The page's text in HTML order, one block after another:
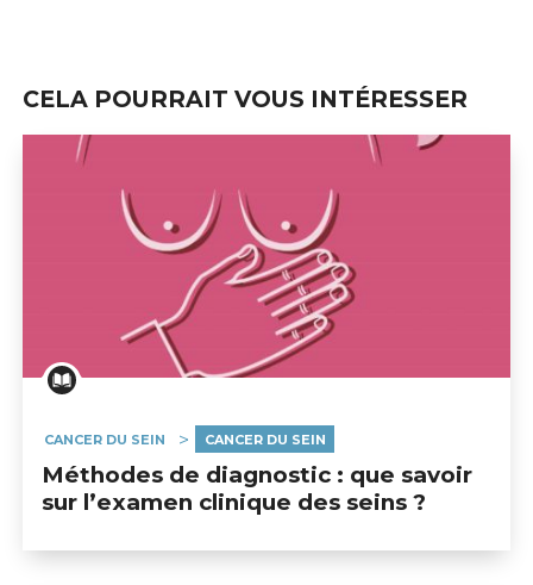
CELA POURRAIT VOUS INTÉRESSER
CANCER DU SEIN CANCER DU SEIN
Méthodes de diagnostic : que savoir
sur l’examen clinique des seins ?